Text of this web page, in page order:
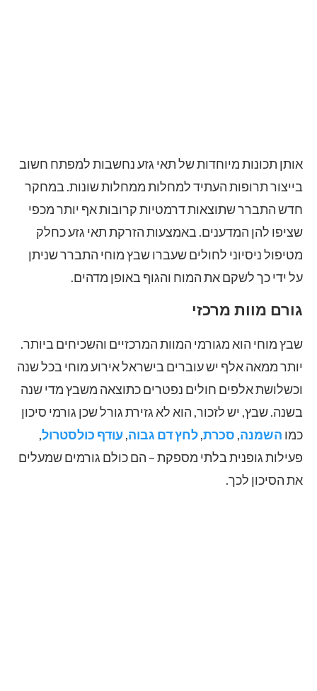
אותן תכונות מיוחדות של תאי גזע נחשבות למפתח חשוב
בייצור תרופות העתיד למחלות ממחלות שונות. במחקר
חדש התברר שתוצאות דרמטיות קרובות אף יותר מכפי
שציפו להן המדענים. באמצעות הזרקת תאי גזע כחלק
מטיפול ניסיוני לחולים שעברו שבץ מוחי התברר שניתן
על ידי כך לשקם את המוח והגוף באופן מדהים.
גורם מוות מרכזי
שבץ מוחי הוא מגורמי המוות המרכזיים והשכיחים ביותר.
יותר ממאה אלף יש עוברים בישראל אירוע מוחי בכל שנה
וכשלושת אלפים חולים נפטרים כתוצאה משבץ מדי שנה
בשנה. שבץ, יש לזכור, הוא לא גזירת גורל שכן גורמי סיכון
כמו השמנה, סכרת,לחץ דם גבוה,עודף כולסטרול,
פעילות גופנית בלתי מספקת – הם כולם גורמים שמעלים
את הסיכון לכך.